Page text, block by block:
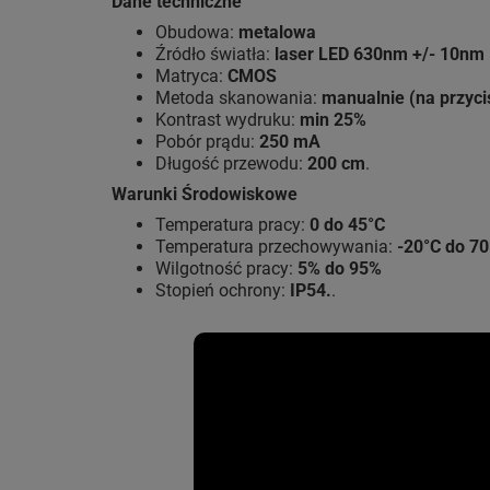
Obudowa: metalowa
Źródło światła: laser LED 630nm +/- 10nm
Matryca: CMOS
Metoda skanowania: manualnie (na
Kontrast wydruku: min 25%
Pobór prądu: 250 mA
Długość przewodu: 200 cm.
Warunki Środowiskowe
Temperatura pracy: 0 do 45°C
Temperatura przechowywania: -20°C do
Wilgotność pracy: 5% do 95%
Stopień ochrony: IP54..